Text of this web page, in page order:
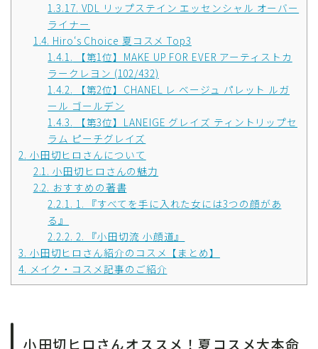
1.3.17. VDL リップステイン エッセンシャル オーバー
ライナー
1.4. Hiro‘s Choice 夏コスメ Top3
1.4.1. 【第1位】MAKE UP FOR EVER アーティストカ
ラークレヨン (102/432)
1.4.2. 【第2位】CHANEL レ ベージュ パレット ルガ
ール ゴールデン
1.4.3. 【第3位】LANEIGE グレイズ ティントリップセ
ラム ピーチグレイズ
2. 小田切ヒロさんについて
2.1. 小田切ヒロさんの魅力
2.2. おすすめの著書
2.2.1. 1. 『すべてを手に入れた女には3つの顔があ
る』
2.2.2. 2. 『小田切流 小顔道』
3. 小田切ヒロさん紹介のコスメ【まとめ】
4. メイク・コスメ記事のご紹介
小田切ヒロさんオススメ！夏コスメ大本命